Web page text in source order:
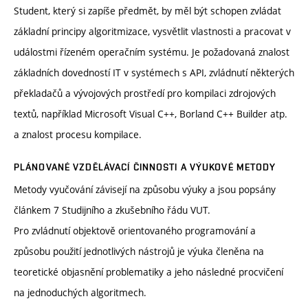
Student, který si zapíše předmět, by měl být schopen zvládat
základní principy algoritmizace, vysvětlit vlastnosti a pracovat v
událostmi řízeném operačním systému. Je požadovaná znalost
základních dovedností IT v systémech s API, zvládnutí některých
překladačů a vývojových prostředí pro kompilaci zdrojových
textů, například Microsoft Visual C++, Borland C++ Builder atp.
a znalost procesu kompilace.
PLÁNOVANÉ VZDĚLÁVACÍ ČINNOSTI A VÝUKOVÉ METODY
Metody vyučování závisejí na způsobu výuky a jsou popsány
článkem 7 Studijního a zkušebního řádu VUT.
Pro zvládnutí objektově orientovaného programování a
způsobu použití jednotlivých nástrojů je výuka členěna na
teoretické objasnění problematiky a jeho následné procvičení
na jednoduchých algoritmech.